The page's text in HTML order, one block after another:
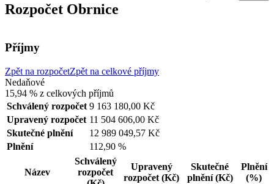
Rozpočet Obrnice
Příjmy
Zpět na rozpočetZpět na celkové příjmy
Nedaňové
15,94 % z celkových příjmů
Schválený rozpočet 9 163 180,00 Kč
Upravený rozpočet 11 504 606,00 Kč
Skutečné plnění
12 989 049,57 Kč
Plnění
112,90 %
Název
Schválený
rozpočet
Upravený
rozpočet (Kč)
Skutečné
plnění(Kč)
Plnění
(%)